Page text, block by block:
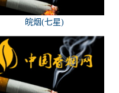
皖烟(七星)